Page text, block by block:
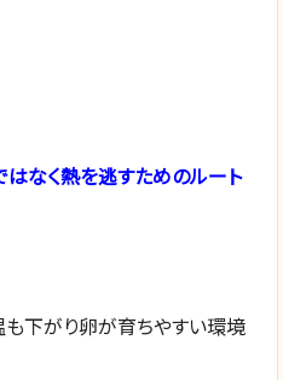
なく熱を逃すためのルート
下がり卵が育ちやすい環境